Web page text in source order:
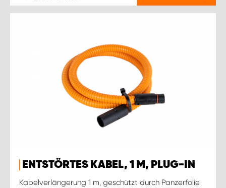
ENTSTÖRTES KABEL, 1 M, PLUG-IN
Kabelverlängerung 1 m, geschützt durch Panzerfolie